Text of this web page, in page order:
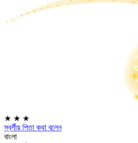
★ ★ ★
স্বর্গীয় পিতা কথা বলেন
বাংলা